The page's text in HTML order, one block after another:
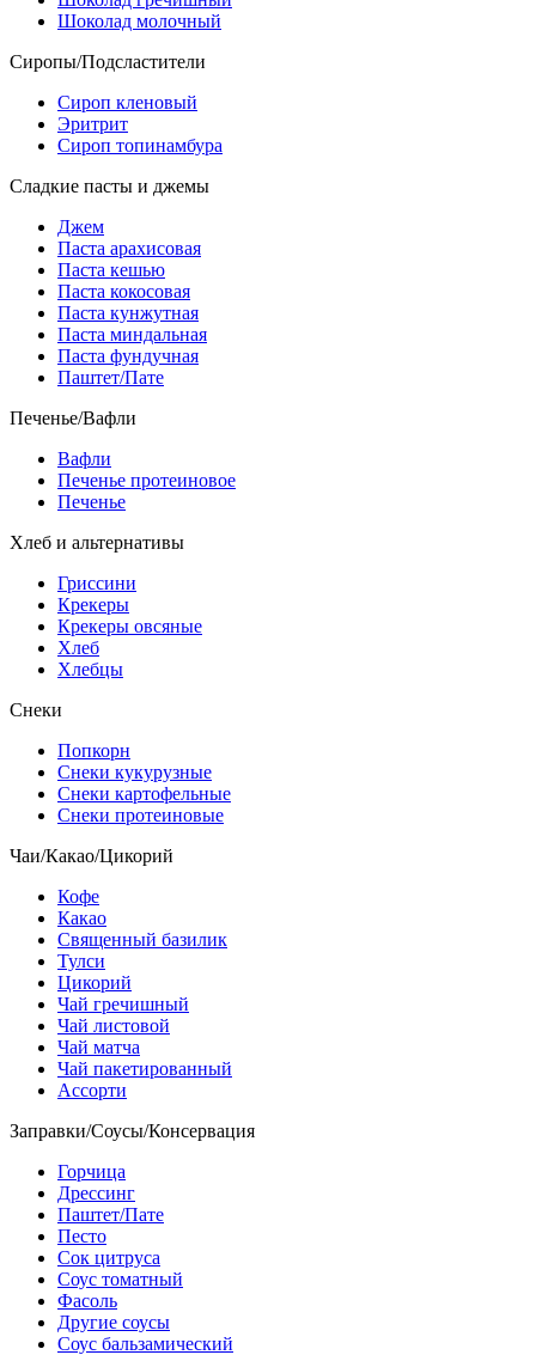
Шоколад молочный
Сиропы/Подсластители
Сироп кленовый
Эритрит
Сироп топинамбура
Сладкие пасты и джемы
Джем
Паста арахисовая
Паста кешью
Паста кокосовая
Паста кунжутная
Паста миндальная
Паста фундучная
Паштет/Пате
Печенье/Вафли
Вафли
Печенье протеиновое
Печенье
Хлеб и альтернативы
Гриссини
Крекеры
Крекеры овсяные
Хлеб
Хлебцы
Снеки
Попкорн
Снеки кукурузные
Снеки картофельные
Снеки протеиновые
Чаи/Какао/Цикорий
Кофе
Какао
Священный базилик
Тулси
Цикорий
Чай гречишный
Чай листовой
Чай матча
Чай пакетированный
Ассорти
Заправки/Соусы/Консервация
Горчица
Дрессинг
Паштет/Пате
Песто
Сок цитруса
Соус томатный
Фасоль
Другие соусы
Соус бальзамический